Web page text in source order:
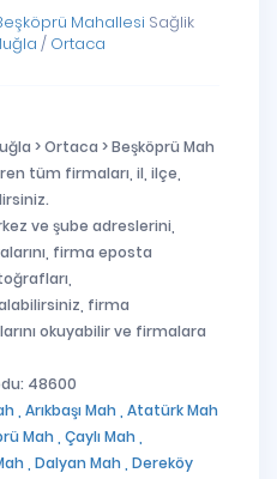
Mahallesi Sağlik
/ Ortaca
> Ortaca > Beşköprü Mah
tüm firmaları, il, ilçe,
ve şube adreslerini,
firma eposta
firma
okuyabilir ve firmalara
48600
, Arıkbaşı Mah , Atatürk Mah
Mah , Çaylı Mah ,
, Dalyan Mah , Dereköy